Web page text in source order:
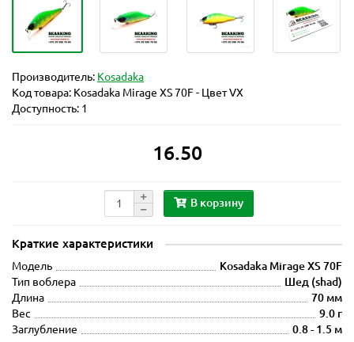
Производитель: Kosadaka
Код товара: Kosadaka Mirage XS 70F - Цвет VX
Доступность: 1
16.50
В корзину
Краткие характеристики
Модель
Kosadaka Mirage XS 70F
Тип воблера
Шед (shad)
Длина
70 мм
Вес
9.0 г
Заглубление
0.8 - 1.5 м